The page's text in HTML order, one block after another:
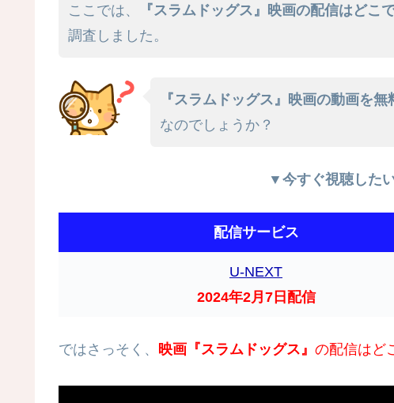
ここでは、 『スラムドッグス』映画の配信はどこ
調査しました。
『スラムドッグス』映画の動画を
なのでしょうか？
▼今すぐ視聴した
配信サービス
U-NEXT
2024年2月7日配信
ではさっそく、 映画『スラムドッグス』 の配信はど